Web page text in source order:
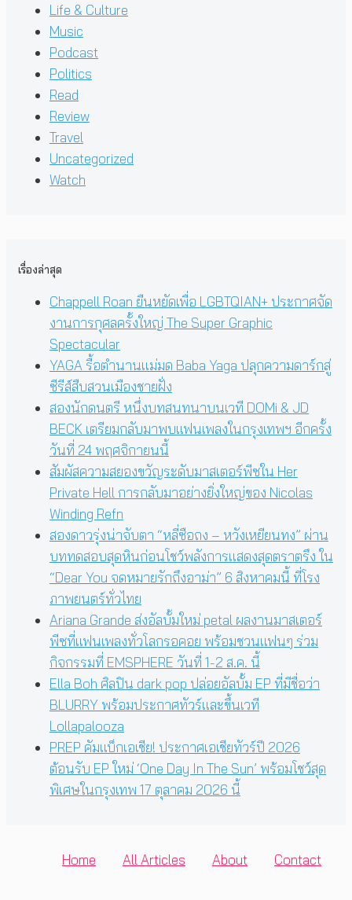
Life & Culture
Music
Podcast
Politics
Read
Review
Travel
Uncategorized
Watch
เรื่องล่าสุด
Chappell Roan ยืนหยัดเพื่อ LGBTQIAN+ ประกาศจัด
งานการกุศลครั้งใหญ่ The Super Graphic
Spectacular
YAGA รื้อตำนานแม่มด Baba Yaga ปลุกความดาร์กสู่
ซีรีส์สืบสวนเมืองชายฝั่ง
สองนักดนตรี หนึ่งบทสนทนาบนเวที DOMi & JD
BECK เตรียมกลับมาพบแฟนเพลงในกรุงเทพฯ อีกครั้ง
วันที่ 24 พฤศจิกายนนี้
สัมผัสความสยองขวัญระดับมาสเตอร์พีซใน Her
Private Hell การกลับมาอย่างยิ่งใหญ่ของ Nicolas
Winding Refn
สองดาวรุ่งน่าจับตา “หลี่ซือถง – หวังเหยียนทง” ผ่าน
บททดสอบสุดหินก่อนโชว์พลังการแสดงสุดตราตรึง ใน
“Dear You จดหมายรักถึงอาม่า” 6 สิงหาคมนี้ ที่โรง
ภาพยนตร์ทั่วไทย
Ariana Grande ส่งอัลบั้มใหม่ petal ผลงานมาสเตอร์
พีซที่แฟนเพลงทั่วโลกรอคอย พร้อมชวนแฟนๆ ร่วม
กิจกรรมที่ EMSPHERE วันที่ 1-2 ส.ค. นี้
Ella Boh ศิลปิน dark pop ปล่อยอัลบั้ม EP ที่มีชื่อว่า
BLURRY พร้อมประกาศทัวร์และขึ้นเวที
Lollapalooza
PREP คัมแบ็กเอเชีย! ประกาศเอเชียทัวร์ปี 2026
ต้อนรับ EP ใหม่ ‘One Day In The Sun’ พร้อมโชว์สุด
พิเศษในกรุงเทพ 17 ตุลาคม 2026 นี้
Home All Articles About Contact